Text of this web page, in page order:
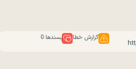
گزارش خطا پسندها:0